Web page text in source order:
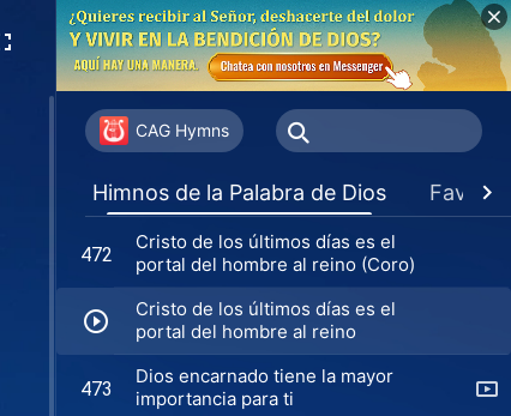
CAG Hymns
Himnos de la Palabra de Dios
días
468
Dios es Dios, el hombre es el
hombre
470
Cómo acogerás el regreso de
Jesús
471
en Dios (Coro)
472
Cristo de los últimos días es el
portal del hombre al reino (Coro)
Cristo de los últimos días es el
portal del hombre al reino
473
Dios encarnado tiene la mayor
importancia para ti